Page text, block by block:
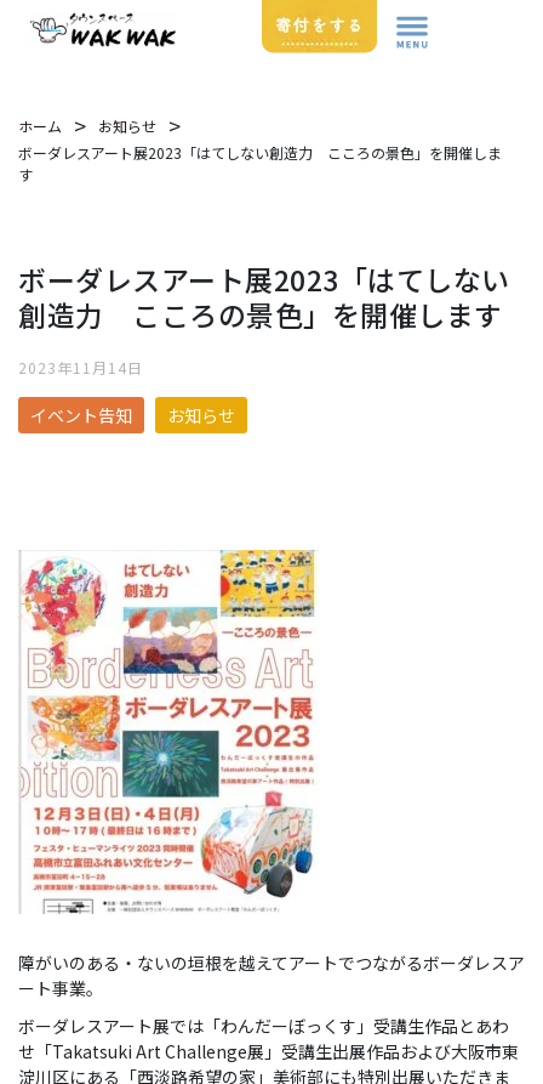
ホーム > お知らせ >
ボーダレスアート展2023「はてしない創造力 こころの景色」を開催しま
す
ボーダレスアート展2023「はてしない
創造力 こころの景色」を開催します
2023年11月14日
イベント告知 お知らせ
障がいのある・ないの垣根を越えてアートでつながるボーダレスア
ート事業。
ボーダレスアート展では「わんだーぼっくす」受講生作品とあわ
せ「Takatsuki Art Challenge展」受講生出展作品および大阪市東
淀川区にある「西淡路希望の家」美術部にも特別出展いただきま